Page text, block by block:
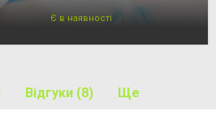
Є в наявності
Відгуки (8) Ще